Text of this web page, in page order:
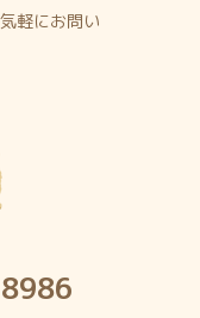
軽にお問い